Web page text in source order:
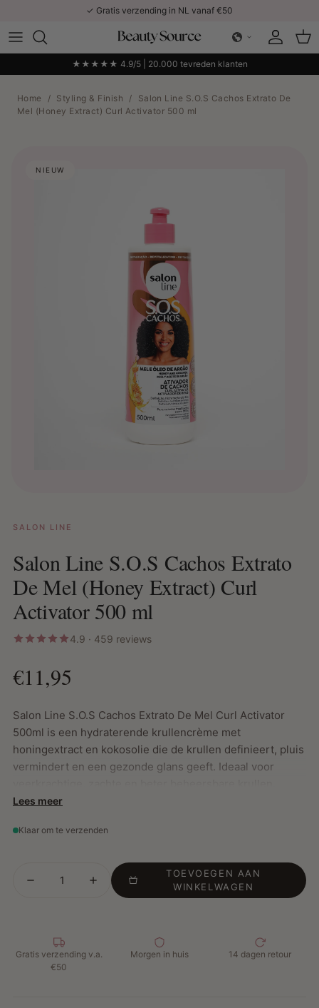
✓ Gratis verzending in NL vanaf €50
Account
★★★★★ 4.9/5 | 20.000 tevreden klanten
Home / Styling & Finish /
Salon Line S.O.S Cachos Extrato De
Mel (Honey Extract) Curl Activator 500 ml
NIEUW
SALON LINE
Salon Line S.O.S Cachos Extrato
De Mel (Honey Extract) Curl
Activator 500 ml
4.9 · 459 reviews
€11,95
Salon Line S.O.S Cachos Extrato De Mel Curl Activator
500ml is een hydraterende krullencrème met
honingextract en kokosolie die de krullen definieert, pluis
vermindert en een gezonde glans geeft. Ideaal voor
Belangrijkste Kenmerken:
en hydrateren de krullen, waardoor droogheid en
breuk worden voorkomen.
Pluiscontrole: Houdt ongewenste kroezen onder
controle voor gladde, verzorgde krullen.
Lees meer
Klaar om te verzenden
TOEVOEGEN AAN
WINKELWAGEN
Gratis verzending v.a.
€50
Morgen in huis 14 dagen retour